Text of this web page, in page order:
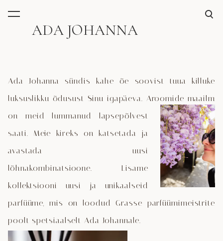
ADA JOHANNA
lisati ostukorvi.
Ada Johanna sündis kahe õe soovist tuua killuke
luksuslikku õdusust Sinu igapäeva. Aroomide maailm
on meid lummanud lapsepõlvest
saati. Meie kireks on katsetada ja
avastada uusi
lõhnakombinatsioone. Lisame
kollektsiooni uusi ja unikaalseid
parfüüme, mis on loodud Grasse parfüümimeistrite
poolt spetsiaalselt Ada Johannale.